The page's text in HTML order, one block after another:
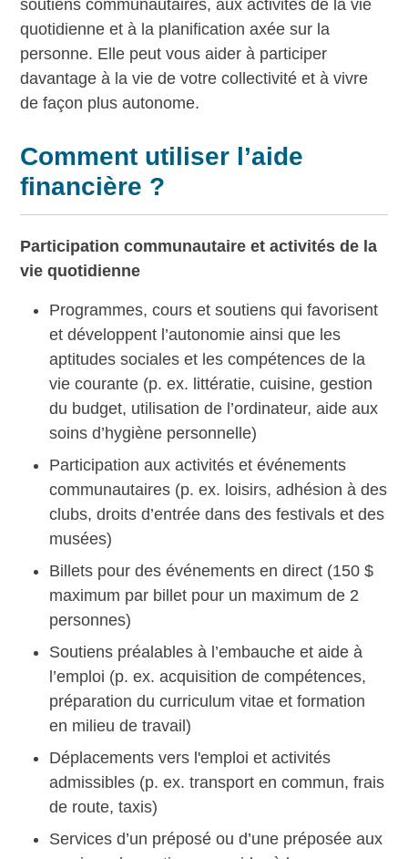
soutiens communautaires, aux activités de la vie
quotidienne et à la planification axée sur la
personne. Elle peut vous aider à participer
davantage à la vie de votre collectivité et à vivre
de façon plus autonome.
Comment utiliser l’aide
financière ?
Participation communautaire et activités de la
vie quotidienne
Programmes, cours et soutiens qui favorisent
et développent l’autonomie ainsi que les
aptitudes sociales et les compétences de la
vie courante (p. ex. littératie, cuisine, gestion
du budget, utilisation de l’ordinateur, aide aux
soins d’hygiène personnelle)
Participation aux activités et événements
communautaires (p. ex. loisirs, adhésion à des
clubs, droits d’entrée dans des festivals et des
musées)
Billets pour des événements en direct (150 $
maximum par billet pour un maximum de 2
personnes)
Soutiens préalables à l’embauche et aide à
l’emploi (p. ex. acquisition de compétences,
préparation du curriculum vitae et formation
en milieu de travail)
Déplacements vers l'emploi et activités
admissibles (p. ex. transport en commun, frais
de route, taxis)
Services d’un préposé ou d’une préposée aux